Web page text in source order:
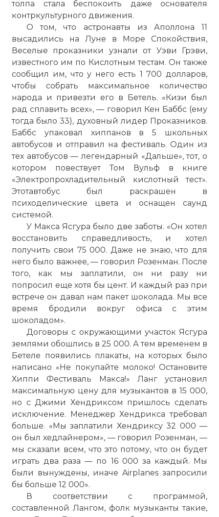
толпа стала беспокоить даже основателя
контркультурного движения.
О том, что астронавты из Аполлона 11
высадились на Луне в Море Спокойствия,
Веселые проказники узнали от Уэви Грэви,
известного им по Кислотным тестам. Он также
сообщил им, что у него есть 1 700 долларов,
чтобы собрать максимальное количество
народа и привезти его в Бетель. «Кизи был
рад сплавить всех», — говорил Кен Баббс (ему
тогда было 33), духовный лидер Проказников.
Баббс упаковал хиппанов в 5 школьных
автобусов и отправил на фестиваль. Один из
тех автобусов — легендарный «Дальше», тот, о
котором повествует Том Вульф в книге
«Электропрохладительный кислотный тест».
Этотавтобус был раскрашен в
психоделические цвета и оснащен саунд
системой.
У Макса Ясгура было две заботы. «Он хотел
восстановить справедливость, и хотел
получить свои 75 000. Даже не знаю, что для
него было важнее, — говорил Розенман. После
того, как мы заплатили, он ни разу ни
попросил еще хотя бы цент. И каждый раз при
встрече он давал нам пакет шоколада. Мы все
время бродили вокруг офиса с этим
шоколадом».
Договоры с окружающими участок Ясгура
землями обошлись в 25 000. А тем временем в
Бетеле появились плакаты, на которых было
написано «Не покупайте молоко! Остановите
Хиппи Фестиваль Макса!» Ланг установил
максимальную цену для музыкантов в 15 000,
но с Джими Хендриксом пришлось сделать
исключение. Менеджер Хендрикса требовал
больше. «Мы заплатили Хендриксу 32 000 —
он был хедлайнером», — говорил Розенман, —
мы сказали всем, что это потому, что он будет
играть два раза — по 16 000 за каждый. Мы
были вынуждены, иначе Airplanes запросили
бы больше 12 000».
В соответствии с программой,
составленной Лангом, фолк музыканты такие,